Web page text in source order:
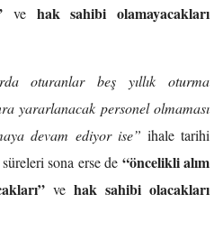
vehak sahibi olamayacakları
oturanlar beş yıllık oturma
yararlanacak personel olmaması
devam ediyor ise” ihale tarihi
sona erse de “öncelikli alım
ve hak sahibi olacakları